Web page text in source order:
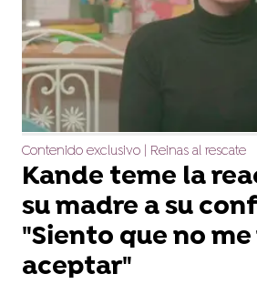
Contenido exclusivo | Reinas al rescate
Kande teme la
su madre a su
"Siento que no me
aceptar"